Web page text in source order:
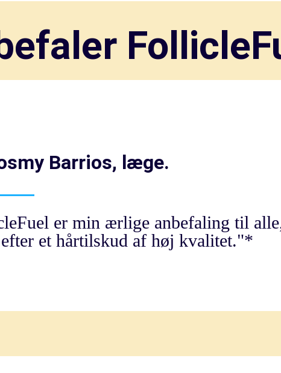
Barrios, læge.
er min ærlige anbefaling til
et hårtilskud af høj kvalitet."*